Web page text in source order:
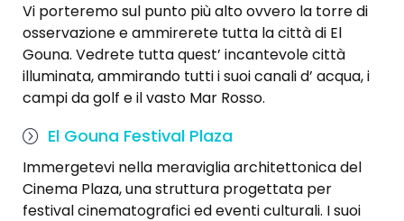
Vi porteremo sul punto più alto ovvero la torre di
osservazione e ammirerete tutta la città di El
Gouna. Vedrete tutta quest’ incantevole città
illuminata, ammirando tutti i suoi canali d’ acqua, i
campi da golf e il vasto Mar Rosso.
El Gouna Festival Plaza
Immergetevi nella meraviglia architettonica del
Cinema Plaza, una struttura progettata per
festival cinematografici ed eventi culturali. I suoi